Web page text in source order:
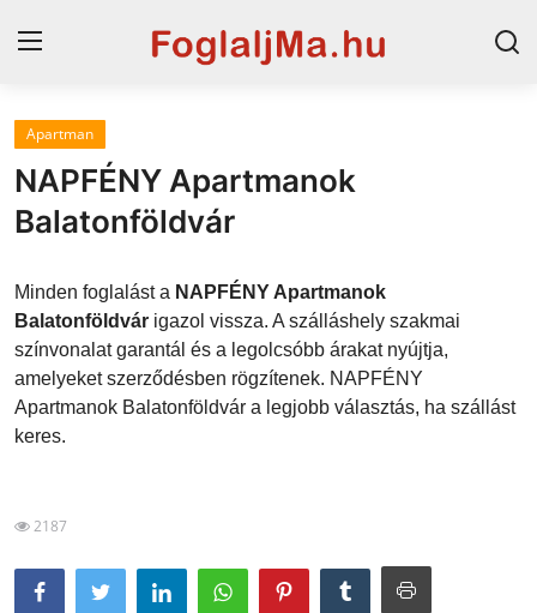
Magyarország
Horvát tengerpart
Szállások a Balatonon
Szállások Hajdúszoboszlón
Blog
Apartman
NAPFÉNY Apartmanok
Balatonföldvár
Minden foglalást a NAPFÉNY Apartmanok
Balatonföldvár igazol vissza. A szálláshely szakmai
színvonalat garantál és a legolcsóbb árakat nyújtja,
amelyeket szerződésben rögzítenek. NAPFÉNY
Apartmanok Balatonföldvár a legjobb választás, ha szállást
keres.
2187